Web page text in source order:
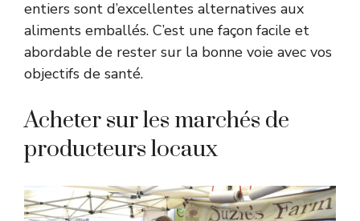
entiers sont d’excellentes alternatives aux
aliments emballés. C’est une façon facile et
abordable de rester sur la bonne voie avec vos
objectifs de santé.
Acheter sur les marchés de
producteurs locaux